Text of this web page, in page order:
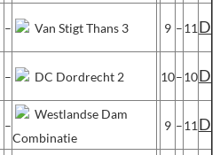
– Van Stigt Thans 3 9 –11 D
– DC Dordrecht 2 10–10D
–
Westlandse Dam
Combinatie
9 –11 D